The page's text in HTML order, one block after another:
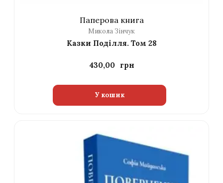
Паперова книга
Микола Зінчук
Казки Поділля. Том 28
430,00
У кошик